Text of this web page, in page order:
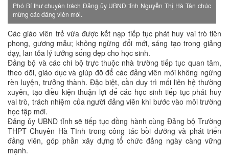
Phó Bí thư chuyên trách Đảng ủy UBND tỉnh Nguyễn Thị Hà Tân chúc
mừng các đảng viên mới.
Các giáo viên trẻ vừa được kết nạp tiếp tục phát huy vai trò tiên
phong, gương mẫu; không ngừng đổi mới, sáng tạo trong giảng
dạy, lan tỏa lý tưởng sống đẹp cho học sinh.
Đảng bộ và các chi bộ trực thuộc nhà trường tiếp tục quan tâm,
theo dõi, giáo dục và giúp đỡ để các đảng viên mới không ngừng
rèn luyện, trưởng thành. Đặc biệt, cần duy trì mối liên hệ thường
xuyên, tạo điều kiện thuận lợi để các học sinh tiếp tục phát huy
vai trò, trách nhiệm của người đảng viên khi bước vào môi trường
học tập mới.
Đảng ủy UBND tỉnh sẽ tiếp tục đồng hành cùng Đảng bộ Trường
THPT Chuyên Hà Tĩnh trong công tác bồi dưỡng và phát triển
đảng viên, góp phần xây dựng tổ chức đảng ngày càng vững
mạnh.